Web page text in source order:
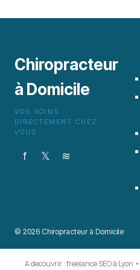
Chiropracteur
à Domicile
VOS SOINS
DIRECTEMENT CHEZ
VOUS
f 𝕏 ≋
© 2026 Chiropracteur à Domicile
A decouvrir :freelance SEO à Lyon •